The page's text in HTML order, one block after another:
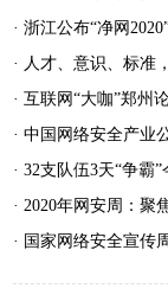
· 互联网“大咖”郑州
· 中国网络安全产业
· 2020年网安周：聚
· 国家网络安全宣传